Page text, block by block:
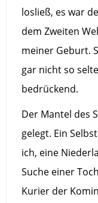
losließ, es war
dem Zweiten
meiner Geburt.
gar nicht so
bedrückend.
Der Mantel des
gelegt. Ein
ich, eine
Suche einer
Kurier der